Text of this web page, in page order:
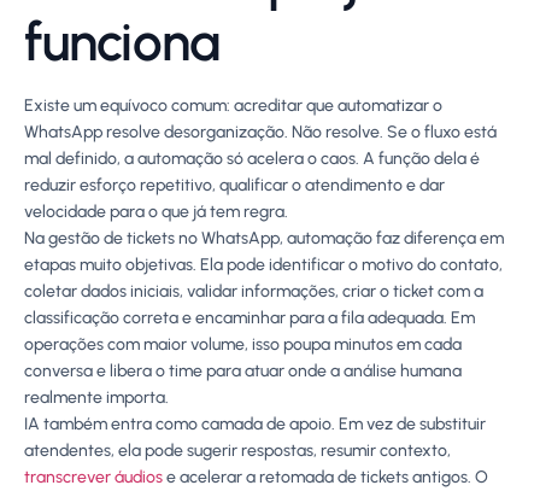
funciona
Existe um equívoco comum: acreditar que automatizar o
WhatsApp resolve desorganização. Não resolve. Se o fluxo está
mal definido, a automação só acelera o caos. A função dela é
reduzir esforço repetitivo, qualificar o atendimento e dar
velocidade para o que já tem regra.
Na gestão de tickets no WhatsApp, automação faz diferença em
etapas muito objetivas. Ela pode identificar o motivo do contato,
coletar dados iniciais, validar informações, criar o ticket com a
classificação correta e encaminhar para a fila adequada. Em
operações com maior volume, isso poupa minutos em cada
conversa e libera o time para atuar onde a análise humana
realmente importa.
IA também entra como camada de apoio. Em vez de substituir
atendentes, ela pode sugerir respostas, resumir contexto,
transcrever áudiose acelerar a retomada de tickets antigos. O